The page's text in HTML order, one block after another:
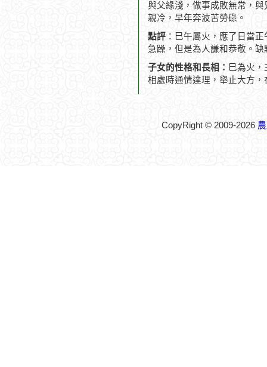
與父緣淺，做事成敗無常，
親冷，早年奔波苦勞碌。
點評 ：巳午屬火，應了日當
急躁，但是為人謙和恭敬。
子女的性格和長相： 巳為火
相處時通情達理，舉止大方
CopyRight © 2009-2026